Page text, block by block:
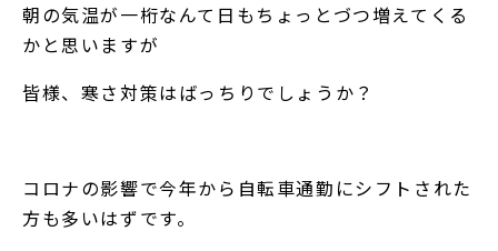
朝の気温が一桁なんて日もちょっとづつ増えてくる
かと思いますが
皆様、寒さ対策はばっちりでしょうか？
コロナの影響で今年から自転車通勤にシフトされた
方も多いはずです。